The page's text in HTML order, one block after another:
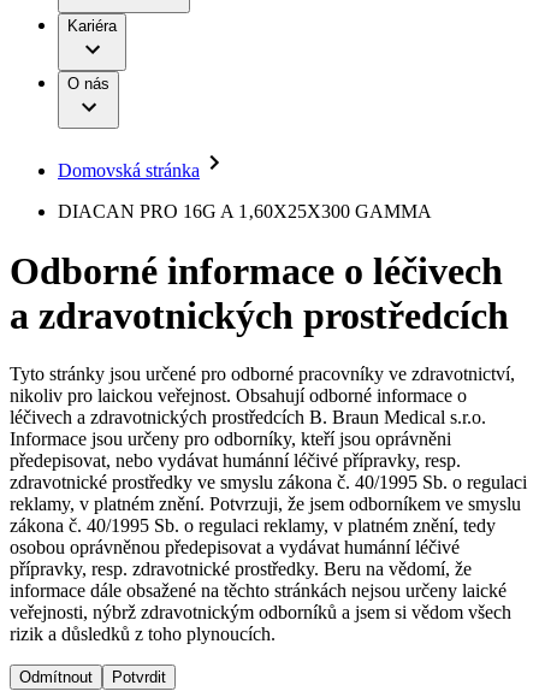
Léčba bolesti
Mimotělní očišťování krve
Neurochirurgie
Onkologie
Ortopedie
Páteřní chirurgie
Péče o rány
Prevence a kontrola infekcí
Uzavírání ran
Řešení
Terapie
Onemocnění
B. Braun Avitum
Dialyzační střediska​
B. Braun Avitum poskytuje kvalitní dialyzační péči ve všech
svých střediscích v České republice. Více informací se
dozvíte na stránkách jednotlivých středisek.
Práce a kariéra
Naše kultura
Vaše příležitost​
Nabídky pracovních míst
Objevte své kariérní příležitosti ​v B. Braun. Vyhledejte náš trh
práce​ pro zajímavé pozice.​
Odpovědnost
Média
Tiskové zprávy
Kontakt
Kontaktní formulář
Registrace k odběru newsletteru
Odpovědnost
Média
Kontakt
Kariéra
O nás
Domovská stránka
DIACAN PRO 16G A 1‚60X25X300 GAMMA
Odborné informace o léčivech
a zdravotnických prostředcích
Tyto stránky jsou určené pro odborné pracovníky ve zdravotnictví,
nikoliv pro laickou veřejnost. Obsahují odborné informace o
léčivech a zdravotnických prostředcích B. Braun Medical s.r.o.
Informace jsou určeny pro odborníky, kteří jsou oprávněni
předepisovat, nebo vydávat humánní léčivé přípravky, resp.
zdravotnické prostředky ve smyslu zákona č. 40/1995 Sb. o regulaci
reklamy, v platném znění. Potvrzuji, že jsem odborníkem ve smyslu
zákona č. 40/1995 Sb. o regulaci reklamy, v platném znění, tedy
osobou oprávněnou předepisovat a vydávat humánní léčivé
přípravky, resp. zdravotnické prostředky. Beru na vědomí, že
informace dále obsažené na těchto stránkách nejsou určeny laické
veřejnosti, nýbrž zdravotnickým odborníků a jsem si vědom všech
rizik a důsledků z toho plynoucích.
Odmítnout Potvrdit